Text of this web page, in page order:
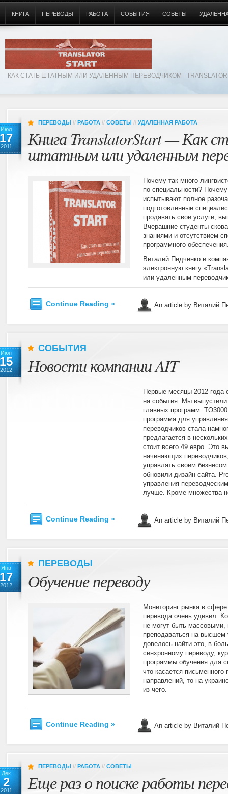
КАК СТАТЬ ШТАТНЫМ ИЛИ УДАЛЕННЫМ ПЕРЕВОДЧИКОМ -
КНИГА ПЕРЕВОДЫ РАБОТА СОБЫТИЯ СОВЕТЫ
Июл
17
2011
ПЕРЕВОДЫ // РАБОТА // СОВЕТЫ // УДАЛЕННАЯ РАБОТА
Книга TranslatorStart — Как
штатным или удаленным
Почему так много
по специальности?
испытывают полное
подготовленные
продавать свои услуги,
Вчерашние студенты
знаниями и отсутствием
программного
Виталий Педченко и
электронную книгу
или удаленным
Continue Reading » An article by Виталий
Июн
15
2012
СОБЫТИЯ
Новости компании AIT
Первые месяцы 2012 года
на события. Мы
главных программ:
программа для
переводчиков стала
предлагается в
стоит всего 49 евро. Это
начинающих
управлять своим
обновили дизайн сайта.
управления
лучше. Кроме множества
Continue Reading » An article by Виталий
Янв
17
2012
ПЕРЕВОДЫ
Обучение переводу
Мониторинг рынка в
перевода очень удивил.
не могут быть
преподаваться на высшем
довелось найти это, в
синхронному переводу,
программы обучения для
что касается письменного
направлений, то на
из чего.
Continue Reading » An article by Виталий
Дек
2
2011
ПЕРЕВОДЫ // РАБОТА // СОВЕТЫ
Еще раз о поиске работы